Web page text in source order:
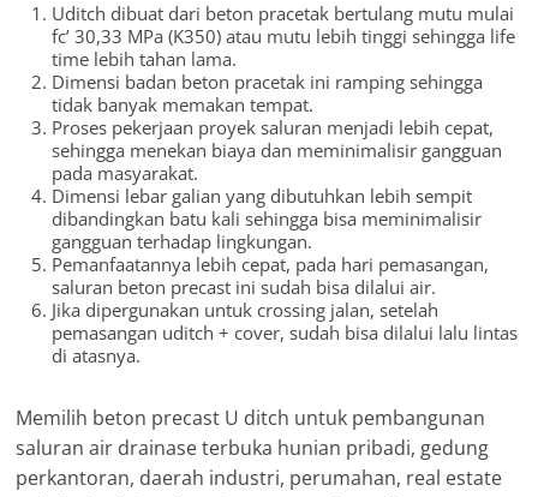
Uditch dibuat dari beton pracetak bertulang mutu mulai
fc’ 30,33 MPa (K350) atau mutu lebih tinggi sehingga life
time lebih tahan lama.
Dimensi badan beton pracetak ini ramping sehingga
tidak banyak memakan tempat.
Proses pekerjaan proyek saluran menjadi lebih cepat,
sehingga menekan biaya dan meminimalisir gangguan
pada masyarakat.
Dimensi lebar galian yang dibutuhkan lebih sempit
dibandingkan batu kali sehingga bisa meminimalisir
gangguan terhadap lingkungan.
Pemanfaatannya lebih cepat, pada hari pemasangan,
saluran beton precast ini sudah bisa dilalui air.
Jika dipergunakan untuk crossing jalan, setelah
pemasangan uditch + cover, sudah bisa dilalui lalu lintas
di atasnya.
Memilih beton precast U ditch untuk pembangunan
saluran air drainase terbuka hunian pribadi, gedung
perkantoran, daerah industri, perumahan, real estate